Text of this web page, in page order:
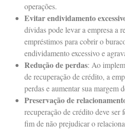
operações.
Evitar endividamento
dívidas pode levar a empresa a
empréstimos para cobrir o
endividamento excessivo e
Redução de perdas: Ao
de recuperação de crédito, a
perdas e aumentar sua margem
Preservação de
recuperação de crédito deve ser
fim de não prejudicar o